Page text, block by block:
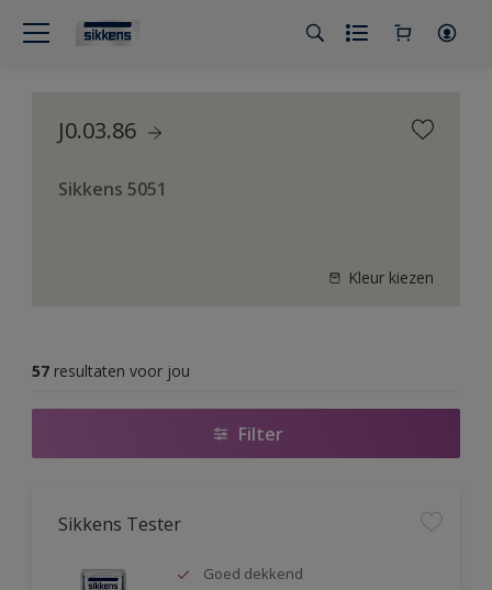
J0.03.86
Sikkens 5051
Kleur kiezen
57 resultaten voor jou
Filter
Sikkens Tester
Goed dekkend